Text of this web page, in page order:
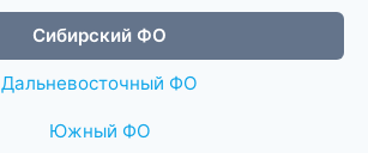
Сибирский ФО
Дальневосточный ФО
Южный ФО